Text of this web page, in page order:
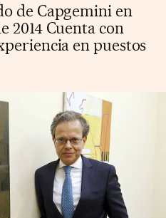
de Capgemini en
2014 Cuenta con
en puestos